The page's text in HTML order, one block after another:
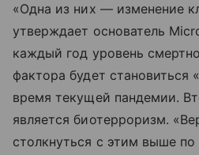
«Одна из них — изменение
утверждает основатель
каждый год уровень
фактора будет
время текущей пандемии.
является биотерроризм.
столкнуться с этим выше